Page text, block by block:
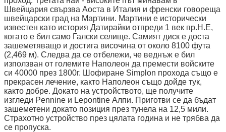
Швейцария свързва Аоста в Италия и френски говореща
швейцарски град на Мартини. Мартини е исторически
известен като история Датирайки отпреди 1 век пр.Н.Е,
когато е бил само Галски селище. Самият диск е доста
зашеметяващо и достига височина от около 8100 фута
(2,469 м). Следва да се отбележи, че веднъж е бил
използван от големите Наполеон да премести войските
си 40000 през 1800г. Шофиране Simplon прохода също е
прекрасен лечение, както Наполеон също дойде тук,
както добре. Докато на устройството, ще получите
изгледи Pennine и Lepontine Алпи. Приготви се да бъдат
зашеметени докато позиция през тунела на 12,5 мили.
Страхотно устройство през цялата година и не трябва да
се пропуска.